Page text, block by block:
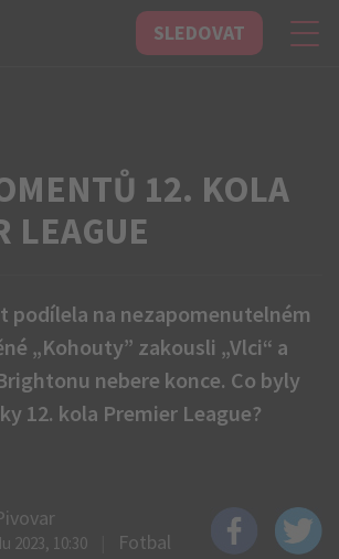
SLEDOVAT
12. KOLA
LEAGUE
podílela na nezapomenutelném
„Kohouty” zakousli „Vlci“ a
nebere konce. Co byly
12. kola Premier League?
2023, 10:30 Fotbal